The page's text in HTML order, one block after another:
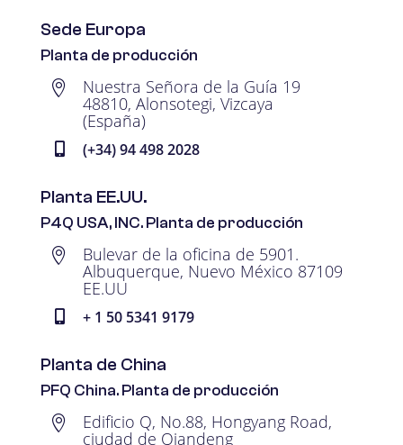
Sede Europa
Planta de producción

Nuestra Señora de la Guía 19
48810, Alonsotegi, Vizcaya
(España)
 (+34) 94 498 2028
Planta EE.UU.
P4Q USA, INC. Planta de producción

Bulevar de la oficina de 5901.
Albuquerque, Nuevo México 87109
EE.UU
 + 1 50 5341 9179
Planta de China
PFQ China. Planta de producción

Edificio Q, No.88, Hongyang Road,
ciudad de Qiandeng